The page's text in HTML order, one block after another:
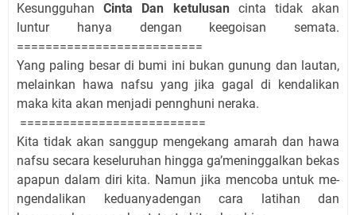
KesungguhanCinta Dan ketulusancinta tidak akan
luntur hanya dengan keegoisan semata.
==========================
Yang paling besar di bumi ini bukan gunung dan lautan,
melainkan hawa nafsu yang jika gagal di kendalikan
maka kita akan menjadi pennghuni neraka.
==========================
Kita tidak akan sanggup mengekang amarah dan hawa
nafsu secara keseluruhan hingga ga’meninggalkan bekas
apapun dalam diri kita. Namun jika mencoba untuk me-
ngendalikan keduanyadengan cara latihan dan